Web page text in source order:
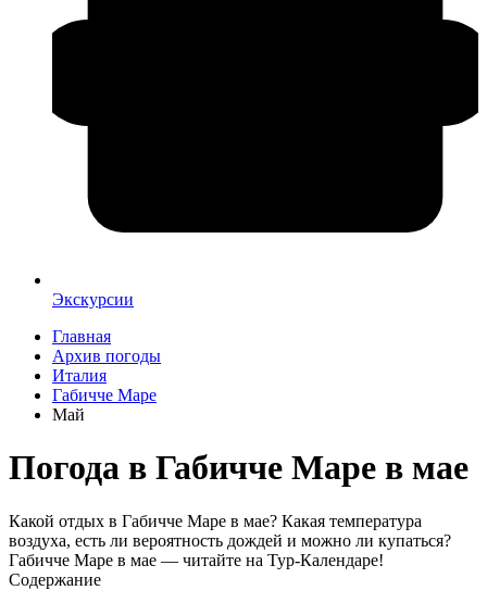
Экскурсии
Главная
Архив погоды
Италия
Габичче Маре
Май
Погода в Габичче Маре в мае
Какой отдых в Габичче Маре в мае? Какая температура
воздуха, есть ли вероятность дождей и можно ли купаться?
Габичче Маре в мае — читайте на Тур-Календаре!
Содержание